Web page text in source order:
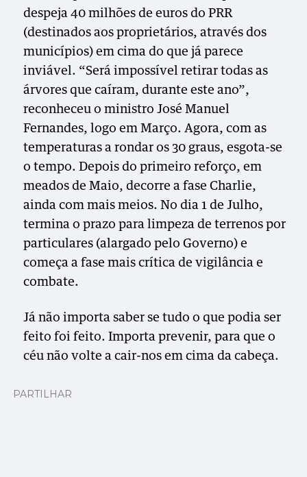
despeja 40 milhões de euros do PRR
(destinados aos proprietários, através dos
municípios) em cima do que já parece
inviável. “Será impossível retirar todas as
árvores que caíram, durante este ano”,
reconheceu o ministro José Manuel
Fernandes, logo em Março. Agora, com as
temperaturas a rondar os 30 graus, esgota-se
o tempo. Depois do primeiro reforço, em
meados de Maio, decorre a fase Charlie,
ainda com mais meios. No dia 1 de Julho,
termina o prazo para limpeza de terrenos por
particulares (alargado pelo Governo) e
começa a fase mais crítica de vigilância e
combate.
Já não importa saber se tudo o que podia ser
feito foi feito. Importa prevenir, para que o
céu não volte a cair-nos em cima da cabeça.
PARTILHAR